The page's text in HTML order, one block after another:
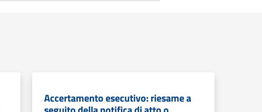
Accertamento esecutivo: riesame a